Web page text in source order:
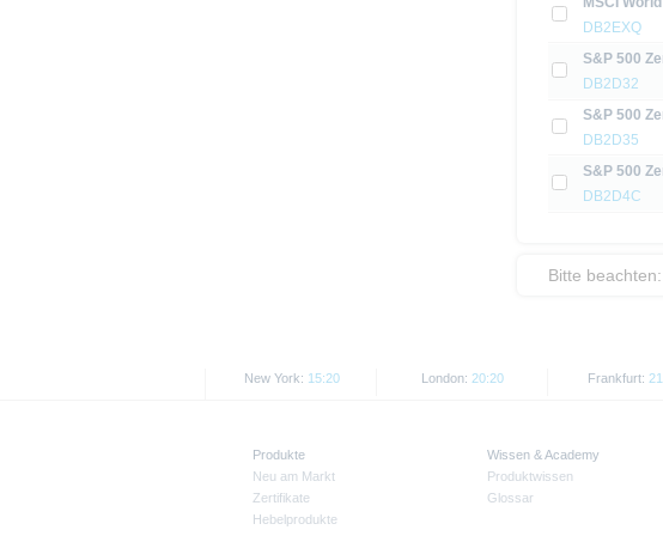
DB2EXQ
S&P 500
DB2D32
S&P 500
DB2D35
S&P 500
DB2D4C
Bitte beachten:
New York: 15:20 London: 20:20 Frankfurt:
Produkte
Neu am Markt
Zertifikate
Hebelprodukte
Wissen & Academy
Produktwissen
Glossar
Rechtsordnungen Beschränkungen. So dürfen
Personen oder in den USA ansässigen Personen
Die auf der X-markets Website enthaltenen
Informationen in den USA, Großbritannien,
USA ansässige Personen, sind untersagt.
Kurse/Preise. Wertentwicklungen der